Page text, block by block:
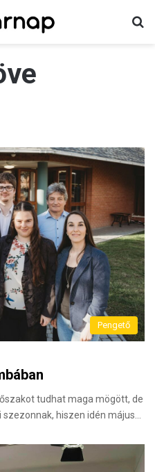
Pengető
tudhat maga mögött, de
hiszen idén május…